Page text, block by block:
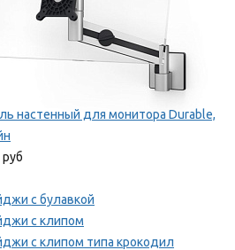
настенный для монитора Durable,
с булавкой
с клипом
с клипом типа крокодил